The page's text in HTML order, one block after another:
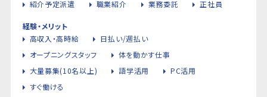
紹介予定派遣
職業紹介 業務委託 正社員
経験・メリット
高収入・高時給
日払い/週払い
オープニングスタッフ
体を動かす仕事
大量募集(10名以上)
語学活用
PC活用
すぐ働ける